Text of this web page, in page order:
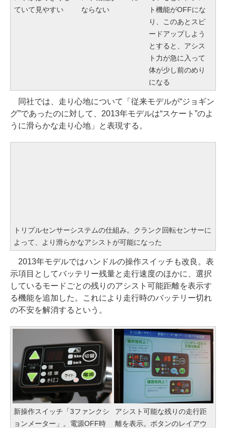
ていて見やすい
ならない
ト機能がOFFにな
り、このあとスピ
ードアップしよう
とすると、アシス
ト力が急に入って
体が少し前のめり
になる
同社では、走り心地について「従来モデルが“ジョギン
グ”であったのに対して、2013年モデルは“スケート”のよ
うに滑らかな走り心地」と表現する。
トリプルセンサーシステムの仕組み。クランク回転センサーに
よって、より滑らかなアシストが可能になった
2013年モデルではハンドルの操作スイッチも改良。表
示項目としてバッテリー残量と走行速度のほかに、選択
しているモードごとの残りのアシスト可能距離を表示す
る機能を追加した。これにより走行時のバッテリー切れ
の不安を解消するという。
新操作スイッチ「3ファンクシ
ョンメーター」。電源OFF時
アシスト可能な残りの走行距
離を表示。ボタンのレイアウ